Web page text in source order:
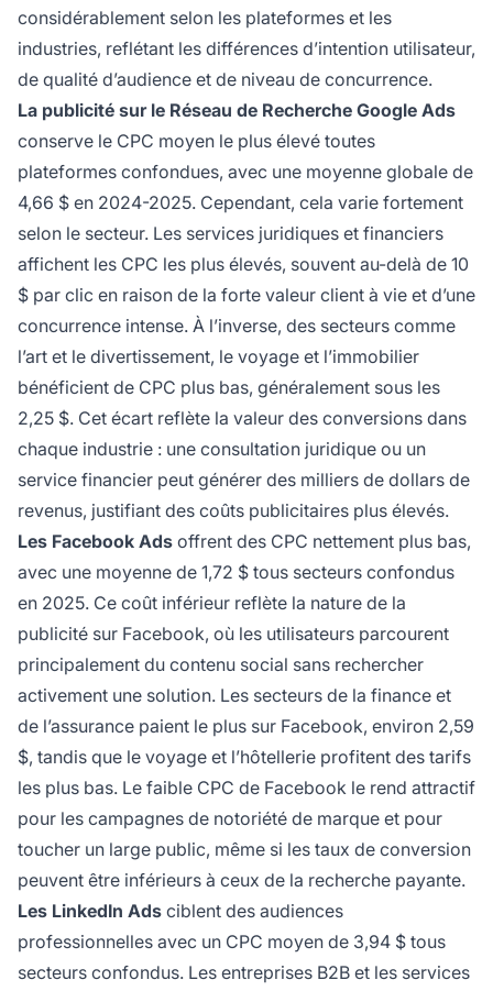
considérablement selon les plateformes et les
industries, reflétant les différences d’intention utilisateur,
de qualité d’audience et de niveau de concurrence.
La publicité sur le Réseau de Recherche Google Ads
conserve le CPC moyen le plus élevé toutes
plateformes confondues, avec une moyenne globale de
4,66 $ en 2024-2025. Cependant, cela varie fortement
selon le secteur. Les services juridiques et financiers
affichent les CPC les plus élevés, souvent au-delà de 10
$ par clic en raison de la forte valeur client à vie et d’une
concurrence intense. À l’inverse, des secteurs comme
l’art et le divertissement, le voyage et l’immobilier
bénéficient de CPC plus bas, généralement sous les
2,25 $. Cet écart reflète la valeur des conversions dans
chaque industrie : une consultation juridique ou un
service financier peut générer des milliers de dollars de
revenus, justifiant des coûts publicitaires plus élevés.
Les Facebook Ads offrent des CPC nettement plus bas,
avec une moyenne de 1,72 $ tous secteurs confondus
en 2025. Ce coût inférieur reflète la nature de la
publicité sur Facebook, où les utilisateurs parcourent
principalement du contenu social sans rechercher
activement une solution. Les secteurs de la finance et
de l’assurance paient le plus sur Facebook, environ 2,59
$, tandis que le voyage et l’hôtellerie profitent des tarifs
les plus bas. Le faible CPC de Facebook le rend attractif
pour les campagnes de notoriété de marque et pour
toucher un large public, même si les taux de conversion
peuvent être inférieurs à ceux de la recherche payante.
Les LinkedIn Ads ciblent des audiences
professionnelles avec un CPC moyen de 3,94 $ tous
secteurs confondus. Les entreprises B2B et les services